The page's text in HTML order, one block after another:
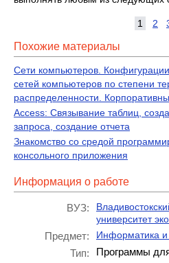
1 2
Похожие материалы
Сети компьютеров.
сетей компьютеров по степени
распределенности.
Access: Связывание таблиц,
запроса, создание отчета
Знакомство со средой
консольного приложения
Информация о работе
ВУЗ:
университет
Предмет: Информатика и
Тип: Программы